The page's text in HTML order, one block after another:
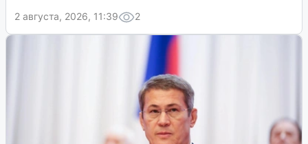
2 августа, 2026, 11:39
2